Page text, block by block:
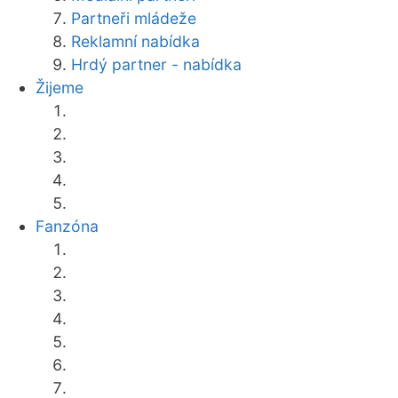
Partneři mládeže
Reklamní nabídka
Hrdý partner - nabídka
Žijeme
Fanzóna